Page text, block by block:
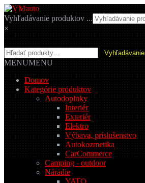
Preskočiť
na
navigáciu
Preskočiť
na
obsah
Vyhľadávanie produktov ...
×
Hľadať: Vyhľadávanie
MENUMENU
Domov
Kategórie produktov
Autodoplnky
Interiér
Exteriér
Elektro
Výbava, príslušenstvo
Autokozmetika
CarCommerce
Camping - outdoor
Náradie
YATO